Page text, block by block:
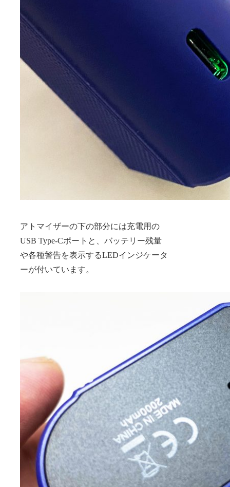
アトマイザーの下の部分には充電用の
USB Type-Cポートと、バッテリー残量
や各種警告を表示するLEDインジケータ
ーが付いています。